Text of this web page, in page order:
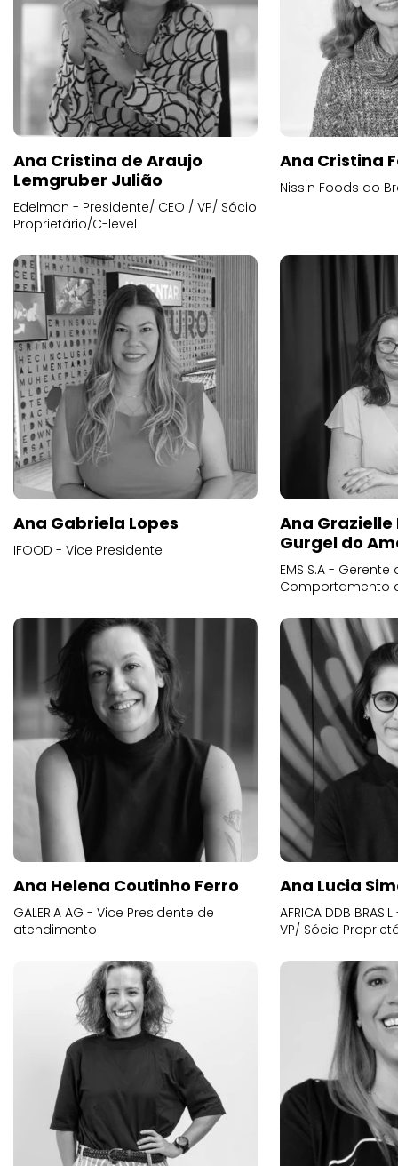
Ana Cristina de Araujo
Lemgruber Julião
Edelman - Presidente/ CEO / VP/ Sócio
Proprietário/C-level
Ana Cristina
Nissin Foods do
Ana Gabriela Lopes
IFOOD - Vice Presidente
Ana
Gurgel do
EMS S.A -
Comportamento
Ana Helena Coutinho Ferro
GALERIA AG - Vice Presidente de
atendimento
Ana Lucia
AFRICA DDB
VP/ Sócio